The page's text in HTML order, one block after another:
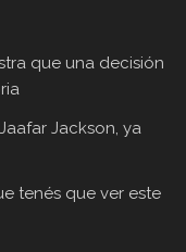
que una decisión
Jackson, ya
tenés que ver este